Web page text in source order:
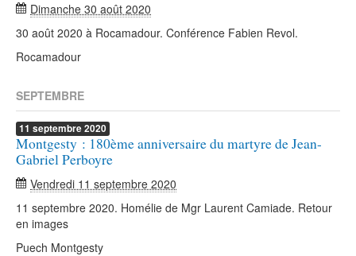
Dimanche 30 août 2020
30 août 2020 à Rocamadour. Conférence Fabien Revol.
Rocamadour
SEPTEMBRE
11 septembre2020
Montgesty : 180ème anniversaire du martyre de Jean-
Gabriel Perboyre
Vendredi 11 septembre 2020
11 septembre 2020. Homélie de Mgr Laurent Camiade. Retour
en images
Puech Montgesty